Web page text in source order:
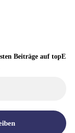
Beiträge auf topE